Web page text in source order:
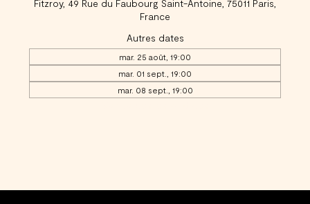
Fitzroy, 49 Rue du Faubourg Saint-Antoine, 75011 Paris,
France
Autres dates
mar. 25 août, 19:00
mar. 01 sept., 19:00
mar. 08 sept., 19:00